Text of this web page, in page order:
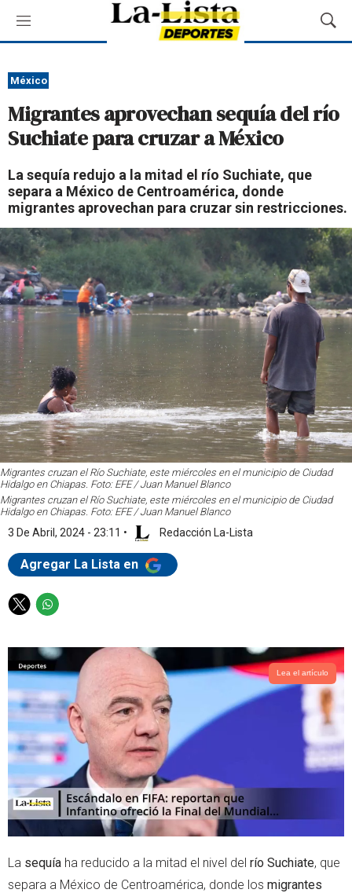
M
e
ú
M
o
a
r
u
e
d
a
México
Migrantes aprovechan sequía del río
Suchiate para cruzar a México
La sequía redujo a la mitad el río Suchiate, que
separa a México de Centroamérica, donde
migrantes aprovechan para cruzar sin restricciones.
Migrantes cruzan el Río Suchiate, este miércoles en el municipio de Ciudad
Hidalgo en Chiapas. Foto: EFE / Juan Manuel Blanco
Migrantes cruzan el Río Suchiate, este miércoles en el municipio de Ciudad
Hidalgo en Chiapas. Foto: EFE / Juan Manuel Blanco
3 De Abril, 2024 - 23:11 • Redacción La-Lista
Agregar La Lista en
T
i
t
t
e
r
W
a
t
s
a
p
p
Lea el artículo
La sequía ha reducido a la mitad el nivel del río Suchiate, que
separa a México de Centroamérica, donde los migrantes